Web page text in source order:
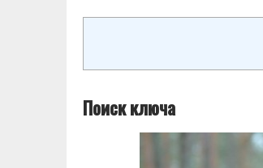
Поиск ключа